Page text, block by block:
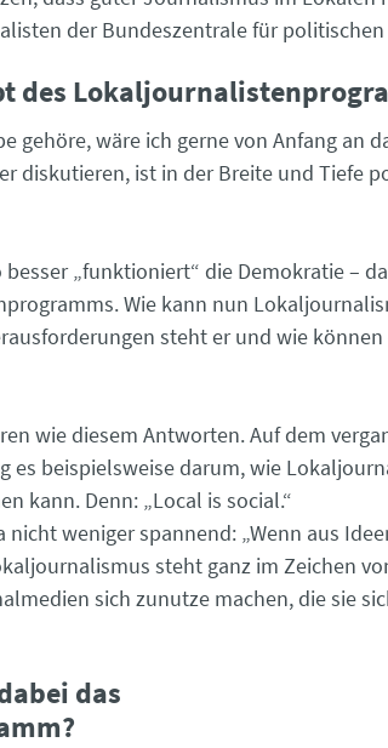
der Bundeszentrale für
des
gehöre, wäre ich gerne von Anfang an
diskutieren, ist in der Breite und Tiefe
„funktioniert“ die Demokratie –
Wie kann nun
steht er und wie können
wie diesem Antworten. Auf dem
es beispielsweise darum, wie
kann. Denn: „Local is social.“
weniger spannend: „Wenn aus
steht ganz im Zeichen
sich zunutze machen, die sie
das